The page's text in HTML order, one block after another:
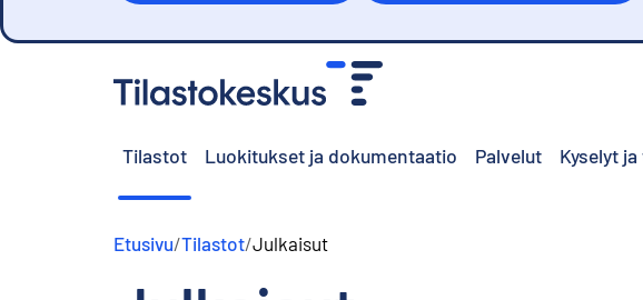
Tilastot Luokitukset ja dokumentaatio Palvelut Kyselyt
Etusivu/Tilastot/Julkaisut